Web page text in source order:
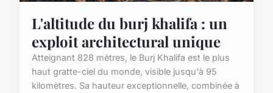
L'altitude du burj khalifa : un
exploit architectural unique
Atteignant 828 mètres, le Burj Khalifa est le plus
haut gratte-ciel du monde, visible jusqu'à 95
kilomètres. Sa hauteur exceptionnelle, combinée à